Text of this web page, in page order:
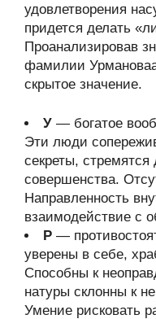
удовлетворения
придется делать
Проанализировав
фамилии
скрытое значение.
У — богатое
Эти люди
секреты, стремятся
совершенства.
Направленность
взаимодействие с
Р —
уверены в себе,
Способны к
натуры склонны к
Умение рисковать